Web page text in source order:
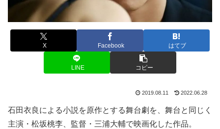
X Facebook はてブ
LINE コピー
2019.08.11 2022.06.28
石田衣良による小説を原作とする舞台劇を、舞台と同じく
主演・松坂桃李、監督・三浦大輔で映画化した作品。